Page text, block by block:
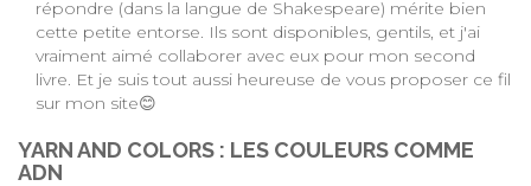
répondre (dans la langue de Shakespeare) mérite bien
cette petite entorse. Ils sont disponibles, gentils, et j'ai
vraiment aimé collaborer avec eux pour mon second
livre. Et je suis tout aussi heureuse de vous proposer ce fil
sur mon site😊
YARN AND COLORS : LES COULEURS COMME
ADN